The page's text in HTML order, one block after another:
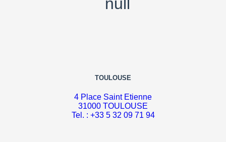
TOULOUSE
4 Place Saint Etienne
31000 TOULOUSE
Tel. : +33 5 32 09 71 94